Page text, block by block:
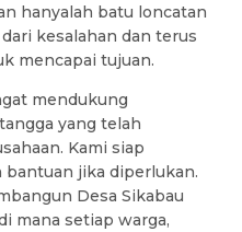
hanyalah batu loncatan
kesalahan dan terus
mencapai tujuan.
mendukung
yang telah
Kami siap
jika diperlukan.
Desa Sikabau
mana setiap warga,